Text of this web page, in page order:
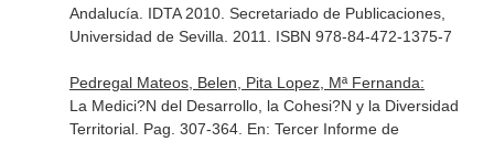
Andalucía. IDTA 2010. Secretariado de Publicaciones,
Universidad de Sevilla. 2011. ISBN 978-84-472-1375-7
Pedregal Mateos, Belen, Pita Lopez, Mª Fernanda:
La Medici?N del Desarrollo, la Cohesi?N y la Diversidad
Territorial. Pag. 307-364. En: Tercer Informe de